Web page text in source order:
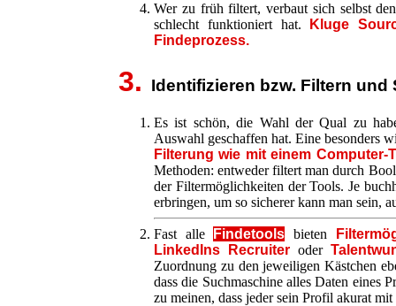
Wer zu früh filtert, verbaut sich selbst
schlecht funktioniert hat.
Kluge
Findeprozess.
3. Identifizieren bzw. Filtern und
Es ist schön, die Wahl der Qual zu
Auswahl geschaffen hat. Eine besonders
Filterung wie mit einem Computer-
Methoden: entweder filtert man durch
der Filtermöglichkeiten der Tools. Je
erbringen, um so sicherer kann man sein,
Fast alle Findetools bieten
LinkedIns Recruiteroder
Zuordnung zu den jeweiligen Kästchen
dass die Suchmaschine alles Daten eines
zu meinen, dass jeder sein Profil akurat